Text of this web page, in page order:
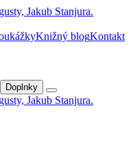
Knižný blogKontakt
Doplnky